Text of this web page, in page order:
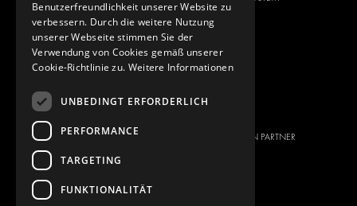
FIAT
FORD
HYUNDAI
IVECO
MAN
MAXUS
MERCEDES
NISSAN
PEUGEOT
DOWNLOADS
NEUIGKEITEN
KONTAKT
WERDEN SIE EIN PARTNER
Benutzerfreundlichkeit unserer Website zu
verbessern. Durch die weitere Nutzung
unserer Webseite stimmen Sie der
Verwendung von Cookies gemäß unserer
Cookie-Richtlinie zu. Weitere Informationen
UNBEDINGT ERFORDERLICH
PERFORMANCE
TARGETING
FUNKTIONALITÄT